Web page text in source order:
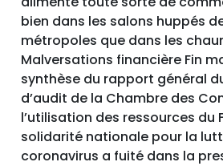
bien dans les salons huppés
métropoles que dans les
Malversations financière Fin
synthèse du rapport général
d’audit de la Chambre des
l’utilisation des ressources du
solidarité nationale pour la
coronavirus a fuité dans la